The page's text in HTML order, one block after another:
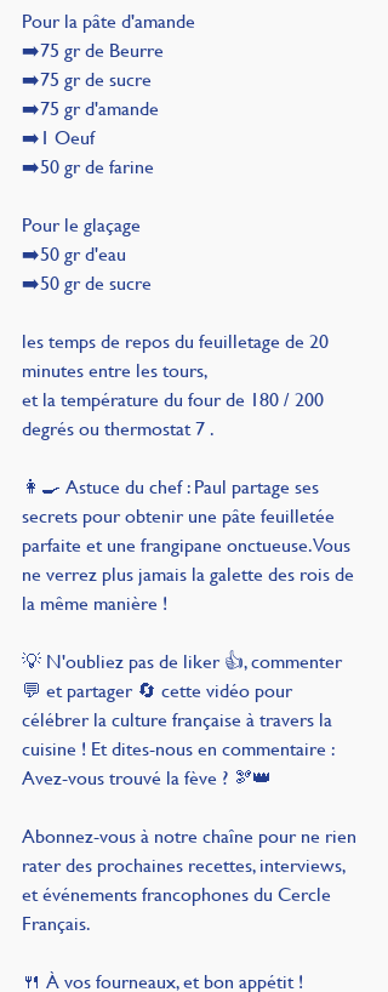
Pour la pâte d'amande
➡️75 gr de Beurre
➡️75 gr de sucre
➡️75 gr d'amande
➡️1 Oeuf
➡️50 gr de farine
Pour le glaçage
➡️50 gr d'eau
➡️50 gr de sucre
les temps de repos du feuilletage de 20
minutes entre les tours,
et la température du four de 180 / 200
degrés ou thermostat 7 .
👩‍🍳 Astuce du chef : Paul partage ses
secrets pour obtenir une pâte feuilletée
parfaite et une frangipane onctueuse. Vous
ne verrez plus jamais la galette des rois de
la même manière !
💡 N'oubliez pas de liker 👍, commenter
💬 et partager 🔄 cette vidéo pour
célébrer la culture française à travers la
cuisine ! Et dites-nous en commentaire :
Avez-vous trouvé la fève ? 🫘👑
Abonnez-vous à notre chaîne pour ne rien
rater des prochaines recettes, interviews,
et événements francophones du Cercle
Français.
🍴 À vos fourneaux, et bon appétit !